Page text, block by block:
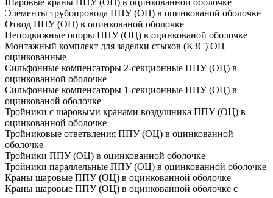
Шаровые краны ППУ (ОЦ) в оцинкованной оболочке
Элементы трубопровода ППУ (ОЦ) в оцинкованой оболочке
Отвод ППУ (ОЦ) в оцинкованой оболочке
Неподвижные опоры ППУ (ОЦ) в оцинкованой оболочке
Монтажный комплект для заделки стыков (КЗС) ОЦ
оцинкованные
Сильфонные компенсаторы 2-секционные ППУ (ОЦ) в
оцинкованной оболочке
Сильфонные компенсаторы 1-секционные ППУ (ОЦ) в
оцинкованой оболочке
Тройники с шаровыми кранами воздушника ППУ (ОЦ) в
оцинкованной оболочке
Тройниковые ответвления ППУ (ОЦ) в оцинкованной
оболочке
Тройники ППУ (ОЦ) в оцинкованной оболочке
Тройники параллельные ППУ (ОЦ) в оцинкованной оболочке
Краны шаровые ППУ (ОЦ) в оцинкованной оболочке
Краны шаровые ППУ (ОЦ) в оцинкованной оболочке с